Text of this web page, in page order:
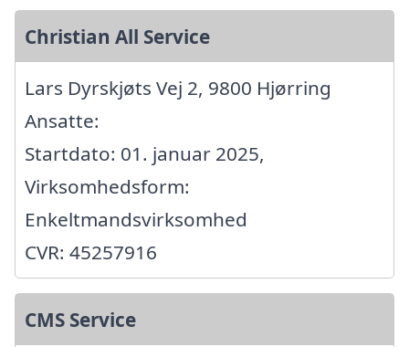
Christian All Service
Lars Dyrskjøts Vej 2, 9800 Hjørring
Ansatte:
Startdato: 01. januar 2025,
Virksomhedsform:
Enkeltmandsvirksomhed
CVR: 45257916
CMS Service